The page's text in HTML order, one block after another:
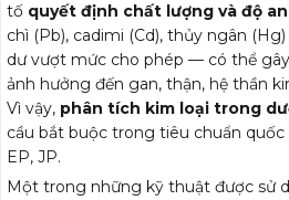
tố quyết định chất lượng và độ
chì (Pb), cadimi (Cd), thủy ngân
dư vượt mức cho phép — có thể
ảnh hưởng đến gan, thận, hệ thần
Vì vậy, phân tích kim loại trong
cầu bắt buộc trong tiêu chuẩn quốc
EP, JP.
Một trong những kỹ thuật được sử